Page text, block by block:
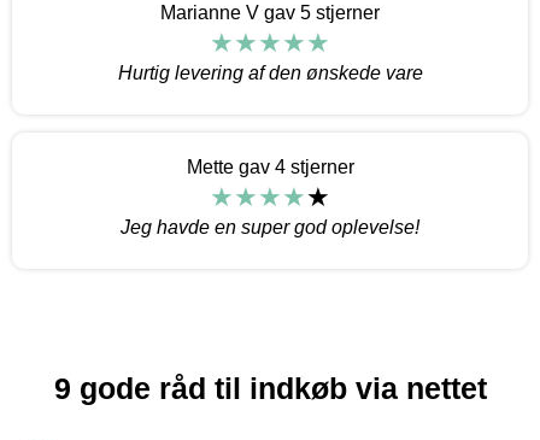
Marianne V gav 5 stjerner
Hurtig levering af den ønskede vare
Mette gav 4 stjerner
Jeg havde en super god oplevelse!
9 gode råd til indkøb via nettet